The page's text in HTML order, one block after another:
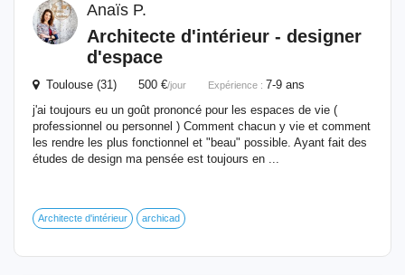
Anaïs P.
Architecte d'intérieur - designer
d'espace
Toulouse (31) 500 €/jour Expérience : 7-9 ans
j'ai toujours eu un goût prononcé pour les espaces de vie (
professionnel ou personnel ) Comment chacun y vie et comment
les rendre les plus fonctionnel et "beau" possible. Ayant fait des
études de design ma pensée est toujours en ...
Architecte d'intérieur archicad